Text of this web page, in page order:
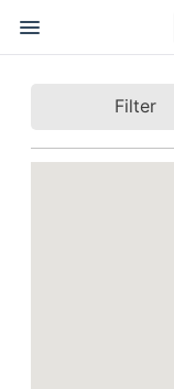
Filter